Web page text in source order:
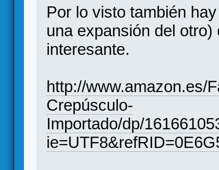
Por lo visto también
una expansión del
interesante.
http://www.amazon.es/
Crepúsculo-
Importado/dp/